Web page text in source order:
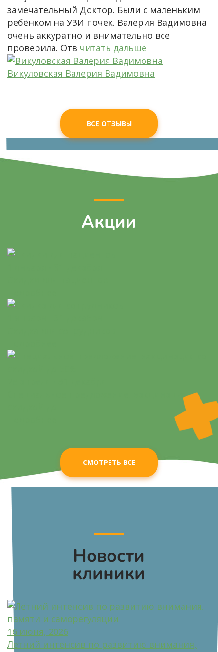
замечательный Доктор. Были с маленьким
ребёнком на УЗИ почек. Валерия Вадимовна
очень аккуратно и внимательно все
проверила. Отв читать дальше
Викуловская Валерия Вадимовна
ВСЕ ОТЗЫВЫ
Акции
Специальное предложение: вакцинация со
СМОТРЕТЬ ВСЕ
Новости
клиники
16 июня, 2026
Летний интенсив по развитию внимания,